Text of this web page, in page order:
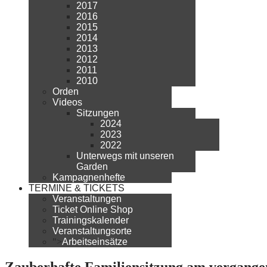
2017
2016
2015
2014
2013
2012
2011
2010
Orden
Videos
Sitzungen
2024
2023
2022
Unterwegs mit unseren
Garden
Kampagnenhefte
TERMINE & TICKETS
Veranstaltungen
Ticket Online Shop
Trainingskalender
Veranstaltungsorte
">Arbeitseinsätze